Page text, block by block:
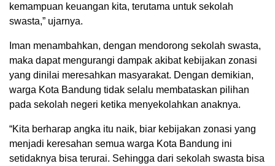
kemampuan keuangan kita, terutama untuk sekolah
swasta,” ujarnya.
Iman menambahkan, dengan mendorong sekolah swasta,
maka dapat mengurangi dampak akibat kebijakan zonasi
yang dinilai meresahkan masyarakat. Dengan demikian,
warga Kota Bandung tidak selalu membataskan pilihan
pada sekolah negeri ketika menyekolahkan anaknya.
“Kita berharap angka itu naik, biar kebijakan zonasi yang
menjadi keresahan semua warga Kota Bandung ini
setidaknya bisa terurai. Sehingga dari sekolah swasta bisa